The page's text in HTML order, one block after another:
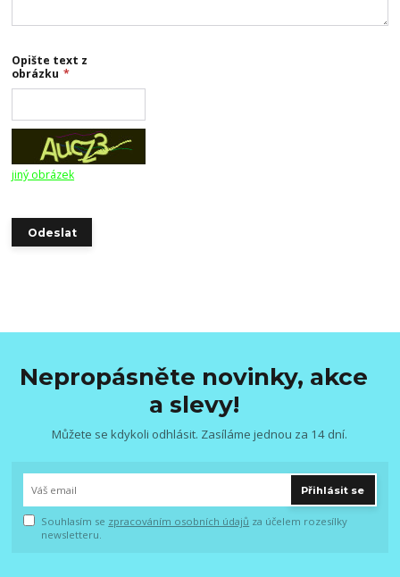
Opište text z
obrázku *
jiný obrázek
Nepropásněte novinky, akce
a slevy!
Můžete se kdykoli odhlásit. Zasíláme jednou za 14 dní.
Přihlásit se
Souhlasím se zpracováním osobních údajů za účelem rozesílky
newsletteru.